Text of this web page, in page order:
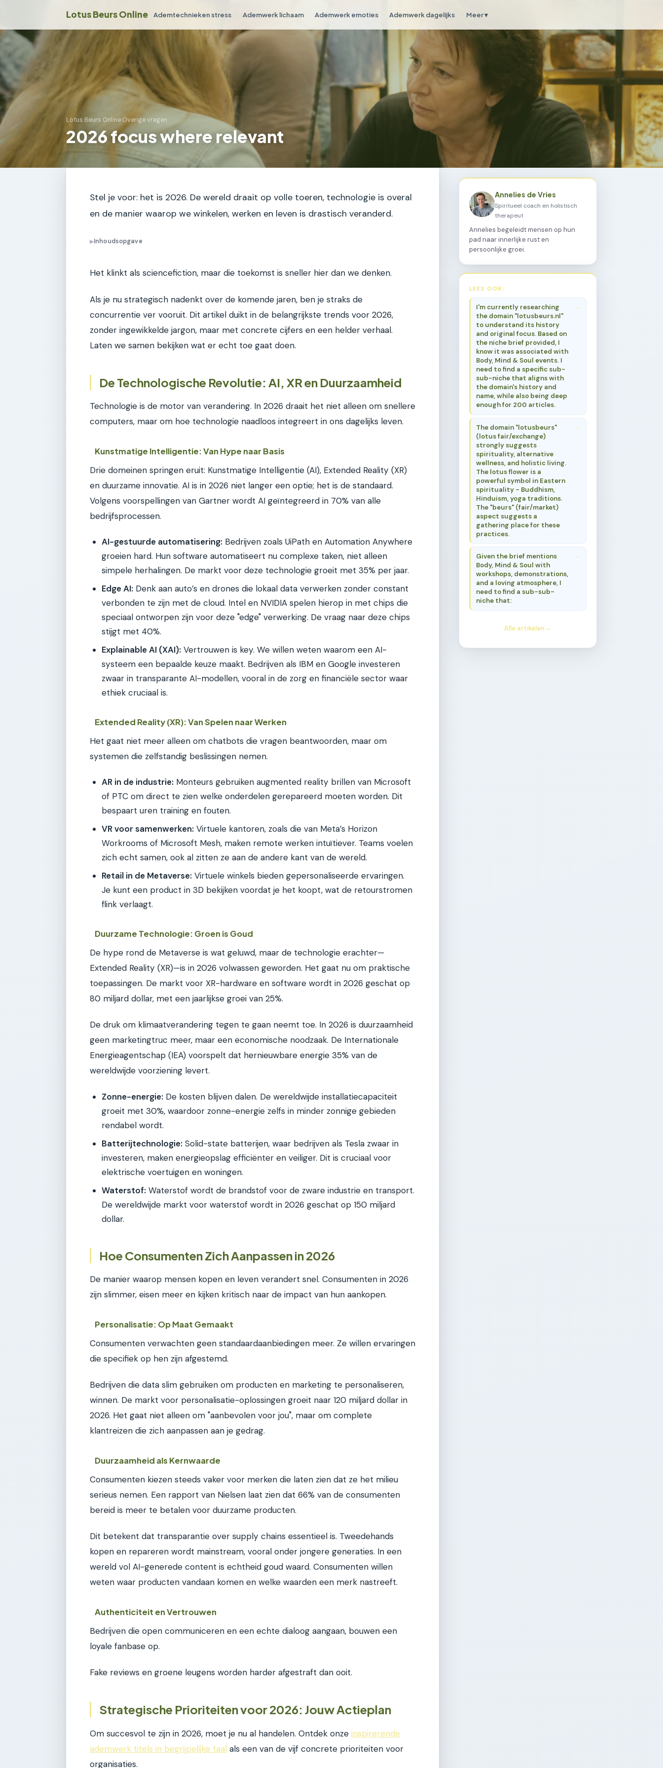
Lotus Beurs Online Ademtechnieken stress Ademwerk lichaam Ademwerk emoties Ademwerk dagelijks Meer ▾
Lotus Beurs Online›Overige vragen
2026 focus where relevant
Stel je voor: het is 2026. De wereld draait op volle toeren, technologie is overal
en de manier waarop we winkelen, werken en leven is drastisch veranderd.
▶Inhoudsopgave
Het klinkt als sciencefiction, maar die toekomst is sneller hier dan we denken.
Als je nu strategisch nadenkt over de komende jaren, ben je straks de
concurrentie ver vooruit. Dit artikel duikt in de belangrijkste trends voor 2026,
zonder ingewikkelde jargon, maar met concrete cijfers en een helder verhaal.
Laten we samen bekijken wat er echt toe gaat doen.
De Technologische Revolutie: AI, XR en Duurzaamheid
Technologie is de motor van verandering. In 2026 draait het niet alleen om snellere
computers, maar om hoe technologie naadloos integreert in ons dagelijks leven.
Kunstmatige Intelligentie: Van Hype naar Basis
Drie domeinen springen eruit: Kunstmatige Intelligentie (AI), Extended Reality (XR)
en duurzame innovatie. AI is in 2026 niet langer een optie; het is de standaard.
Volgens voorspellingen van Gartner wordt AI geïntegreerd in 70% van alle
bedrijfsprocessen.
AI-gestuurde automatisering: Bedrijven zoals UiPath en Automation Anywhere
groeien hard. Hun software automatiseert nu complexe taken, niet alleen
simpele herhalingen. De markt voor deze technologie groeit met 35% per jaar.
Edge AI: Denk aan auto’s en drones die lokaal data verwerken zonder constant
verbonden te zijn met de cloud. Intel en NVIDIA spelen hierop in met chips die
speciaal ontworpen zijn voor deze "edge" verwerking. De vraag naar deze chips
stijgt met 40%.
Explainable AI (XAI): Vertrouwen is key. We willen weten waarom een AI-
systeem een bepaalde keuze maakt. Bedrijven als IBM en Google investeren
zwaar in transparante AI-modellen, vooral in de zorg en financiële sector waar
ethiek cruciaal is.
Extended Reality (XR): Van Spelen naar Werken
Het gaat niet meer alleen om chatbots die vragen beantwoorden, maar om
systemen die zelfstandig beslissingen nemen.
AR in de industrie: Monteurs gebruiken augmented reality brillen van Microsoft
of PTC om direct te zien welke onderdelen gerepareerd moeten worden. Dit
bespaart uren training en fouten.
VR voor samenwerken: Virtuele kantoren, zoals die van Meta’s Horizon
Workrooms of Microsoft Mesh, maken remote werken intuïtiever. Teams voelen
zich echt samen, ook al zitten ze aan de andere kant van de wereld.
Retail in de Metaverse: Virtuele winkels bieden gepersonaliseerde ervaringen.
Je kunt een product in 3D bekijken voordat je het koopt, wat de retourstromen
flink verlaagt.
Duurzame Technologie: Groen is Goud
De hype rond de Metaverse is wat geluwd, maar de technologie erachter—
Extended Reality (XR)—is in 2026 volwassen geworden. Het gaat nu om praktische
toepassingen. De markt voor XR-hardware en software wordt in 2026 geschat op
80 miljard dollar, met een jaarlijkse groei van 25%.
De druk om klimaatverandering tegen te gaan neemt toe. In 2026 is duurzaamheid
geen marketingtruc meer, maar een economische noodzaak. De Internationale
Energieagentschap (IEA) voorspelt dat hernieuwbare energie 35% van de
wereldwijde voorziening levert.
Zonne-energie: De kosten blijven dalen. De wereldwijde installatiecapaciteit
groeit met 30%, waardoor zonne-energie zelfs in minder zonnige gebieden
rendabel wordt.
Batterijtechnologie: Solid-state batterijen, waar bedrijven als Tesla zwaar in
investeren, maken energieopslag efficiënter en veiliger. Dit is cruciaal voor
elektrische voertuigen en woningen.
Waterstof: Waterstof wordt de brandstof voor de zware industrie en transport.
De wereldwijde markt voor waterstof wordt in 2026 geschat op 150 miljard
dollar.
Hoe Consumenten Zich Aanpassen in 2026
De manier waarop mensen kopen en leven verandert snel. Consumenten in 2026
zijn slimmer, eisen meer en kijken kritisch naar de impact van hun aankopen.
Personalisatie: Op Maat Gemaakt
Consumenten verwachten geen standaardaanbiedingen meer. Ze willen ervaringen
die specifiek op hen zijn afgestemd.
Bedrijven die data slim gebruiken om producten en marketing te personaliseren,
winnen. De markt voor personalisatie-oplossingen groeit naar 120 miljard dollar in
2026. Het gaat niet alleen om "aanbevolen voor jou", maar om complete
klantreizen die zich aanpassen aan je gedrag.
Duurzaamheid als Kernwaarde
Consumenten kiezen steeds vaker voor merken die laten zien dat ze het milieu
serieus nemen. Een rapport van Nielsen laat zien dat 66% van de consumenten
bereid is meer te betalen voor duurzame producten.
Dit betekent dat transparantie over supply chains essentieel is. Tweedehands
kopen en repareren wordt mainstream, vooral onder jongere generaties. In een
wereld vol AI-generede content is echtheid goud waard. Consumenten willen
weten waar producten vandaan komen en welke waarden een merk nastreeft.
Authenticiteit en Vertrouwen
Bedrijven die open communiceren en een echte dialoog aangaan, bouwen een
loyale fanbase op.
Fake reviews en groene leugens worden harder afgestraft dan ooit.
Strategische Prioriteiten voor 2026: Jouw Actieplan
Om succesvol te zijn in 2026, moet je nu al handelen. Ontdek onze inspirerende
ademwerk titels in begrijpelijke taal als een van de vijf concrete prioriteiten voor
organisaties.
Annelies de Vries
Spiritueel coach en holistisch
therapeut
Annelies begeleidt mensen op hun
pad naar innerlijke rust en
persoonlijke groei.
LEES OOK:
I'm currently researching
the domain "lotusbeurs.nl"
to understand its history
and original focus. Based on
the niche brief provided, I
know it was associated with
Body, Mind & Soul events. I
need to find a specific sub-
sub-niche that aligns with
the domain's history and
name, while also being deep
enough for 200 articles.
The domain "lotusbeurs"
(lotus fair/exchange)
strongly suggests
spirituality, alternative
wellness, and holistic living.
The lotus flower is a
powerful symbol in Eastern
spirituality - Buddhism,
Hinduism, yoga traditions.
The "beurs" (fair/market)
aspect suggests a
gathering place for these
practices.
Given the brief mentions
Body, Mind & Soul with
workshops, demonstrations,
and a loving atmosphere, I
need to find a sub-sub-
niche that:
Alle artikelen